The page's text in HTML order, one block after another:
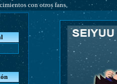
con otros fans.